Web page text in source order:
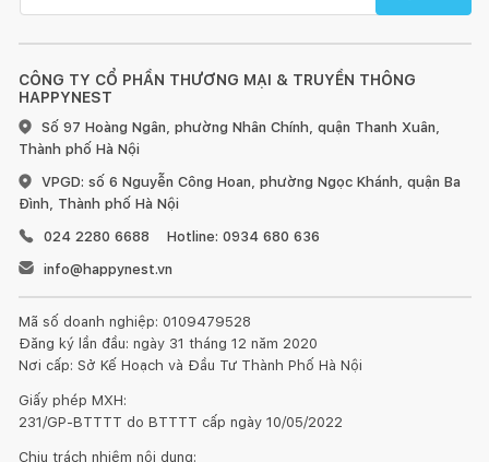
CÔNG TY CỔ PHẦN THƯƠNG MẠI & TRUYỀN THÔNG
HAPPYNEST
Số 97 Hoàng Ngân, phường Nhân Chính, quận Thanh Xuân,
Thành phố Hà Nội
VPGD: số 6 Nguyễn Công Hoan, phường Ngọc Khánh, quận Ba
Đình, Thành phố Hà Nội
024 2280 6688
Hotline: 0934 680 636
info@happynest.vn
Mã số doanh nghiệp: 0109479528
Đăng ký lần đầu: ngày 31 tháng 12 năm 2020
Nơi cấp: Sở Kế Hoạch và Đầu Tư Thành Phố Hà Nội
Giấy phép MXH:
231/GP-BTTTT do BTTTT cấp ngày 10/05/2022
Chịu trách nhiệm nội dung: